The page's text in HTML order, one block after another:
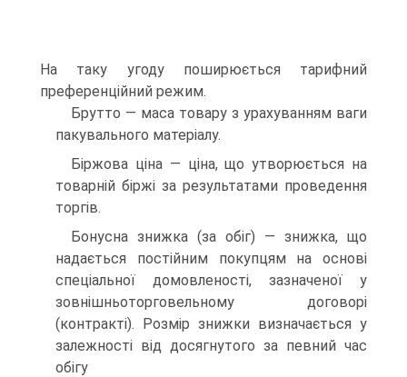
На таку угоду поширюється тарифний
преференційний режим.
Брутто — маса товару з урахуванням ваги
пакувального матеріалу.
Біржова ціна — ціна, що утворюється на
товарній біржі за результатами проведення
торгів.
Бонусна знижка (за обіг) — знижка, що
надається постійним покупцям на основі
спеціальної домовленості, зазначеної у
зовнішньоторговельному договорі
(контракті). Розмір знижки визначається у
залежності від досягнутого за певний час
обігу